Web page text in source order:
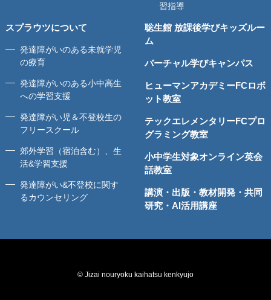
習指導
スプラウツについて
発達障がいのある未就学児
の療育
発達障がいのある小中高生
への学習支援
発達障がい児＆不登校生の
フリースクール
郊外学習（宿泊含む）、生
活&学習支援
発達障がい&不登校に関す
るカウンセリング
聡生館 放課後学びキッズルー
ム
バーチャル学びキャンパス
ヒューマンアカデミーFCロボ
ット教室
テックエレメンタリーFCプロ
グラミング教室
小中学生対象オンライン英会
話教室
講演・出版・教材開発・共同
研究・AI活用講座
© Jizai nouryoku kaihatsu kenkyujo